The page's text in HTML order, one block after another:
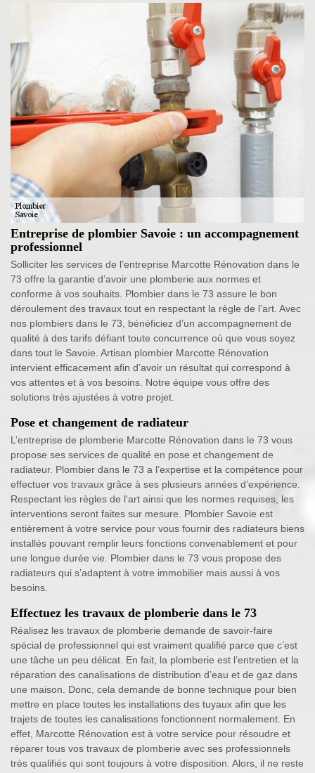
Entreprise de plombier Savoie : un accompagnement
professionnel
Solliciter les services de l’entreprise Marcotte Rénovation dans le
73 offre la garantie d’avoir une plomberie aux normes et
conforme à vos souhaits. Plombier dans le 73 assure le bon
déroulement des travaux tout en respectant la règle de l’art. Avec
nos plombiers dans le 73, bénéficiez d’un accompagnement de
qualité à des tarifs défiant toute concurrence où que vous soyez
dans tout le Savoie. Artisan plombier Marcotte Rénovation
intervient efficacement afin d’avoir un résultat qui correspond à
vos attentes et à vos besoins. Notre équipe vous offre des
solutions très ajustées à votre projet.
Pose et changement de radiateur
L’entreprise de plomberie Marcotte Rénovation dans le 73 vous
propose ses services de qualité en pose et changement de
radiateur. Plombier dans le 73 a l’expertise et la compétence pour
effectuer vos travaux grâce à ses plusieurs années d’expérience.
Respectant les règles de l'art ainsi que les normes requises, les
interventions seront faites sur mesure. Plombier Savoie est
entièrement à votre service pour vous fournir des radiateurs biens
installés pouvant remplir leurs fonctions convenablement et pour
une longue durée vie. Plombier dans le 73 vous propose des
radiateurs qui s’adaptent à votre immobilier mais aussi à vos
besoins.
Effectuez les travaux de plomberie dans le 73
Réalisez les travaux de plomberie demande de savoir-faire
spécial de professionnel qui est vraiment qualifié parce que c’est
une tâche un peu délicat. En fait, la plomberie est l’entretien et la
réparation des canalisations de distribution d’eau et de gaz dans
une maison. Donc, cela demande de bonne technique pour bien
mettre en place toutes les installations des tuyaux afin que les
trajets de toutes les canalisations fonctionnent normalement. En
effet, Marcotte Rénovation est à votre service pour résoudre et
réparer tous vos travaux de plomberie avec ses professionnels
très qualifiés qui sont toujours à votre disposition. Alors, il ne reste